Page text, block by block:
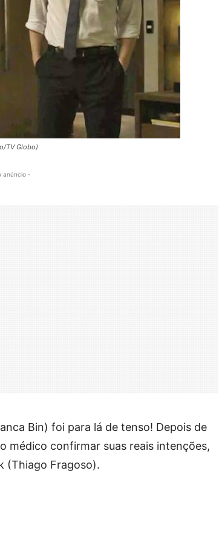
TV Globo)
anúncio -
Bin) foi para lá de tenso! Depois de
médico confirmar suas reais intenções,
(Thiago Fragoso).